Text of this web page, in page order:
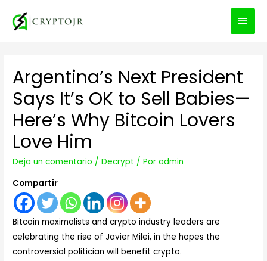
Argentina’s Next President
Says It’s OK to Sell Babies—
Here’s Why Bitcoin Lovers
Love Him
Deja un comentario /Decrypt / Poradmin
Compartir
Bitcoin maximalists and crypto industry leaders are
celebrating the rise of Javier Milei, in the hopes the
controversial politician will benefit crypto.